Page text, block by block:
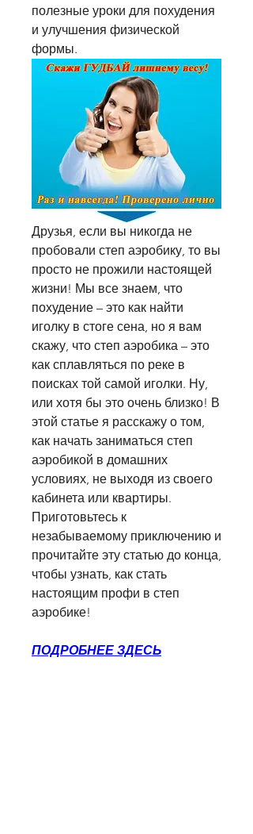
полезные уроки для похудения
и улучшения физической
формы.
Друзья, если вы никогда не
пробовали степ аэробику, то вы
просто не прожили настоящей
жизни! Мы все знаем, что
похудение – это как найти
иголку в стоге сена, но я вам
скажу, что степ аэробика – это
как сплавляться по реке в
поисках той самой иголки. Ну,
или хотя бы это очень близко! В
этой статье я расскажу о том,
как начать заниматься степ
аэробикой в домашних
условиях, не выходя из своего
кабинета или квартиры.
Приготовьтесь к
незабываемому приключению и
прочитайте эту статью до конца,
чтобы узнать, как стать
настоящим профи в степ
аэробике!
ПОДРОБНЕЕ ЗДЕСЬ